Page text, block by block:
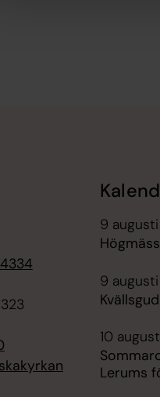
9 augusti
9
10
Lerums